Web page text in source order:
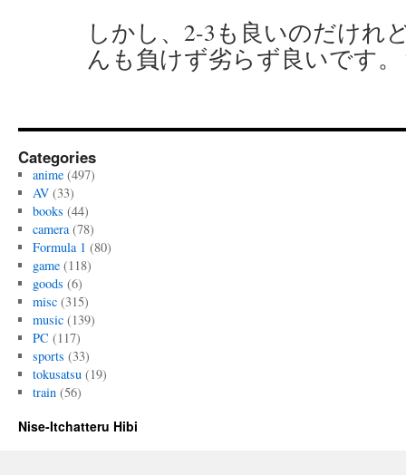
しかし、2-3も良いのだけれ
んも負けず劣らず良いです
Categories
anime(497)
AV(33)
books (44)
camera(78)
Formula 1 (80)
game(118)
goods (6)
misc(315)
music(139)
PC (117)
sports (33)
tokusatsu(19)
train(56)
Nise-Itchatteru Hibi